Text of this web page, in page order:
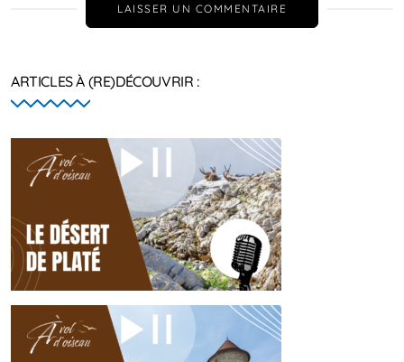
LAISSER UN COMMENTAIRE
ARTICLES À (RE)DÉCOUVRIR :